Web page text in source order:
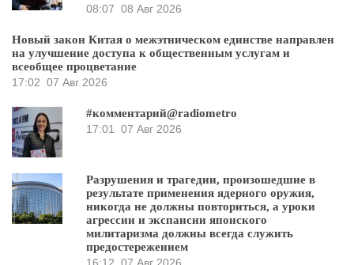
08:07 08 Авг 2026
Новый закон Китая о межэтническом единстве направлен
на улучшение доступа к общественным услугам и
всеобщее процветание
17:02 07 Авг 2026
#комментарий@radiometro
17:01
07 Авг 2026
Разрушения и трагедии, произошедшие в
результате применения ядерного оружия,
никогда не должны повториться, а уроки
агрессии и экспансии японского
милитаризма должны всегда служить
предостережением